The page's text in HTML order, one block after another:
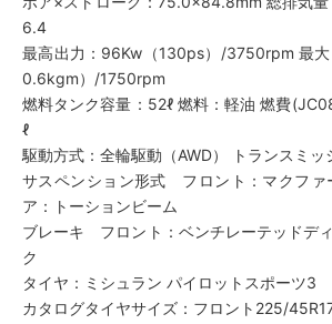
6.4
最高出力：96Kw（130ps）/3750rpm 最
0.6kgm）/1750rpm
燃料タンク容量：52ℓ 燃料：軽油 燃費
ℓ
駆動方式：全輪駆動（AWD） トランスミ
サスペンション形式 フロント：マクファ
ア：トーションビーム
ブレーキ フロント：ベンチレーテッドデ
ク
タイヤ：ミシュラン パイロットスポーツ3
カタログタイヤサイズ：フロント225/